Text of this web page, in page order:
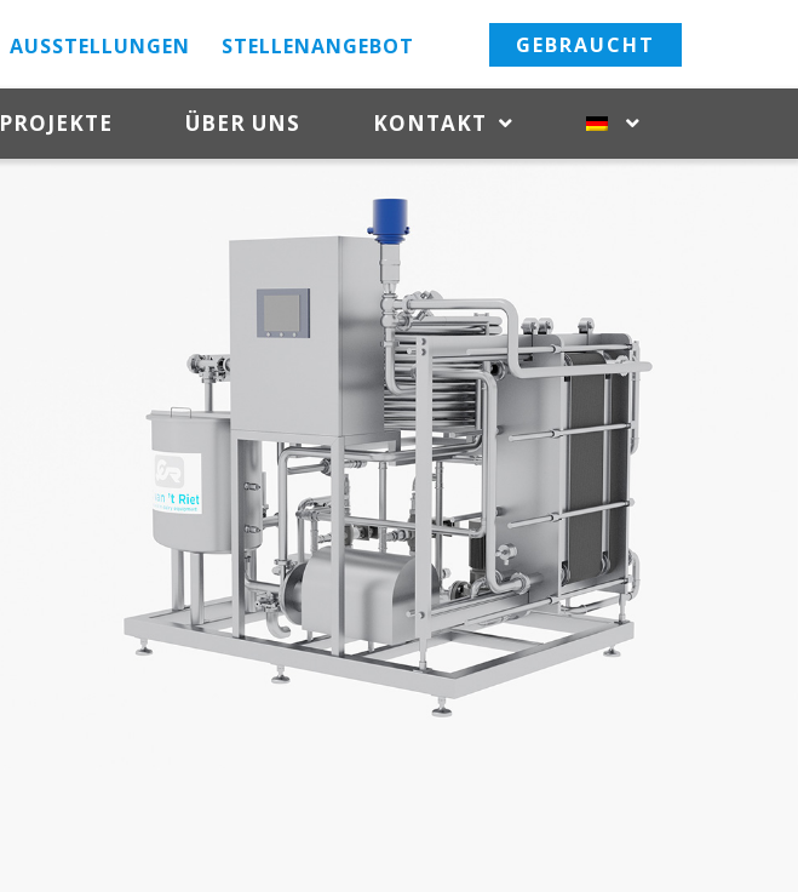
AUSSTELLUNGEN STELLENANGEBOT GEBRAUCHT
PROJEKTE ÜBER UNS KONTAKT